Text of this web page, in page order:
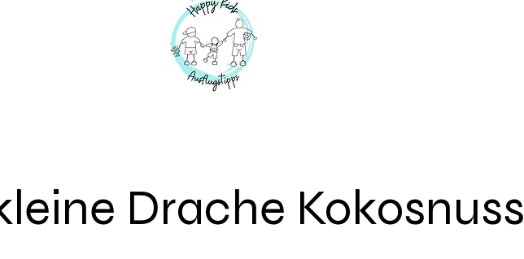
Drache Kokosnuss